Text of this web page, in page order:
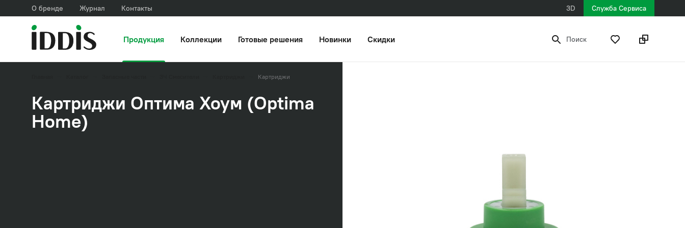
О бренде Журнал Контакты 3D Служба Сервиса
Продукция Коллекции Готовые решения Новинки Скидки Поиск
Картриджи
Картриджи Оптима Хоум (Optima
Home)